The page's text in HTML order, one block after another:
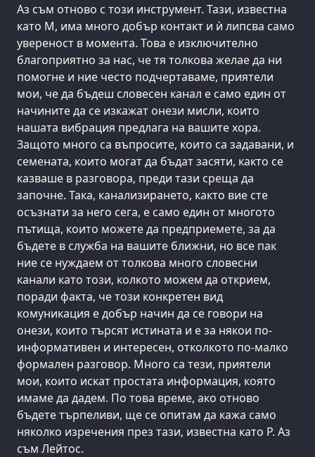
Аз съм отново с този инструмент. Тази, известна
като М, има много добър контакт и ѝ липсва само
увереност в момента. Това е изключително
благоприятно за нас, че тя толкова желае да ни
помогне и ние често подчертаваме, приятели
мои, че да бъдеш словесен канал е само един от
начините да се изкажат онези мисли, които
нашата вибрация предлага на вашите хора.
Защото много са въпросите, които са задавани, и
семената, които могат да бъдат засяти, както се
казваше в разговора, преди тази среща да
започне. Така, канализирането, както вие сте
осъзнати за него сега, е само един от многото
пътища, които можете да предприемете, за да
бъдете в служба на вашите ближни, но все пак
ние се нуждаем от толкова много словесни
канали като този, колкото можем да открием,
поради факта, че този конкретен вид
комуникация е добър начин да се говори на
онези, които търсят истината и е за някои по-
информативен и интересен, отколкото по-малко
формален разговор. Много са тези, приятели
мои, които искат простата информация, която
имаме да дадем. По това време, ако отново
бъдете търпеливи, ще се опитам да кажа само
няколко изречения през тази, известна като Р. Аз
съм Лейтос.